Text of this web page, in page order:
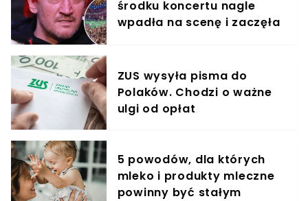
środku koncertu nagle
wpadła na scenę i zaczęła
ZUS wysyła pisma do
Polaków. Chodzi o ważne
ulgi od opłat
5 powodów, dla których
mleko i produkty mleczne
powinny być stałym